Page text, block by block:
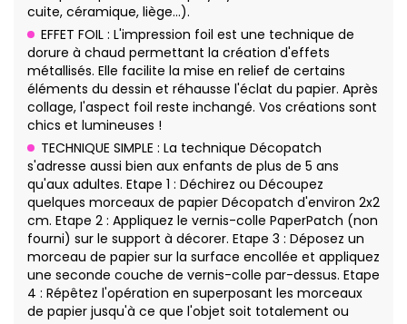
cuite, céramique, liège…).
EFFET FOIL : L'impression foil est une technique de
dorure à chaud permettant la création d'effets
métallisés. Elle facilite la mise en relief de certains
éléments du dessin et réhausse l'éclat du papier. Après
collage, l'aspect foil reste inchangé. Vos créations sont
chics et lumineuses !
TECHNIQUE SIMPLE : La technique Décopatch
s'adresse aussi bien aux enfants de plus de 5 ans
qu'aux adultes. Etape 1 : Déchirez ou Découpez
quelques morceaux de papier Décopatch d'environ 2x2
cm. Etape 2 : Appliquez le vernis-colle PaperPatch (non
fourni) sur le support à décorer. Etape 3 : Déposez un
morceau de papier sur la surface encollée et appliquez
une seconde couche de vernis-colle par-dessus. Etape
4 : Répêtez l'opération en superposant les morceaux
de papier jusqu'à ce que l'objet soit totalement ou